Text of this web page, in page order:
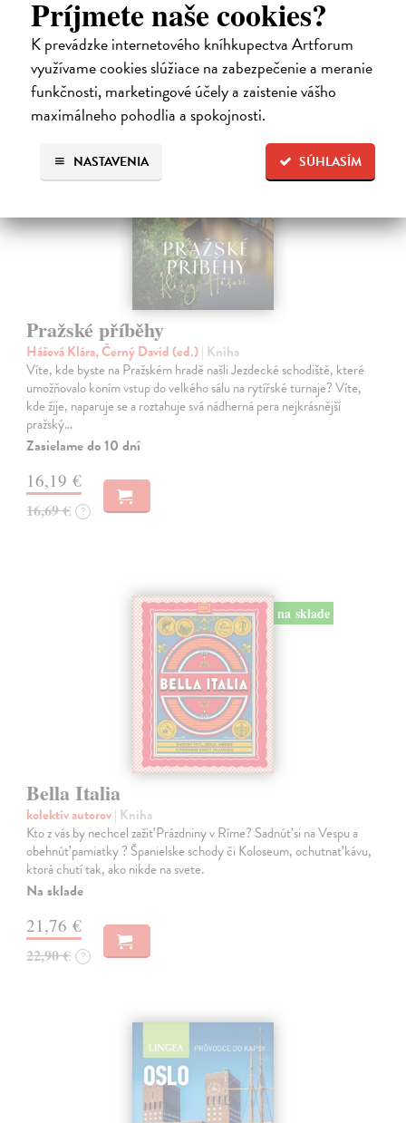
Príjmete naše cookies?
K prevádzke internetového kníhkupectva Artforum
využívame cookies slúžiace na zabezpečenie a meranie
funkčnosti, marketingové účely a zaistenie vášho
maximálneho pohodlia a spokojnosti.
SÚHLASÍM
NASTAVENIA
23,74 €
24,99 € ?
Pražské příběhy
Hášová Klára, Černý David (ed.)| Kniha
Víte, kde byste na Pražském hradě našli Jezdecké schodiště, které
umožňovalo koním vstup do velkého sálu na rytířské turnaje? Víte,
kde žije, naparuje se a roztahuje svá nádherná pera nejkrásnější
pražský…
Zasielame do 10 dní
16,19 €
16,69 € ?
na sklade
Bella Italia
kolektív autorov| Kniha
Kto z vás by nechcel zažiť Prázdniny v Ríme? Sadnúť si na Vespu a
obehnúť pamiatky ? Španielske schody či Koloseum, ochutnať kávu,
ktorá chutí tak, ako nikde na svete.
Na sklade
21,76 €
22,90 € ?